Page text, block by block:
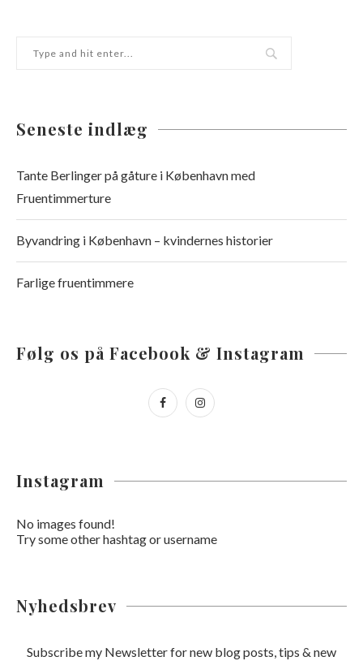
Seneste indlæg
Tante Berlinger på gåture i København med
Fruentimmerture
Byvandring i København – kvindernes historier
Farlige fruentimmere
Følg os på Facebook & Instagram
Instagram
No images found!
Try some other hashtag or username
Nyhedsbrev
Subscribe my Newsletter for new blog posts, tips & new